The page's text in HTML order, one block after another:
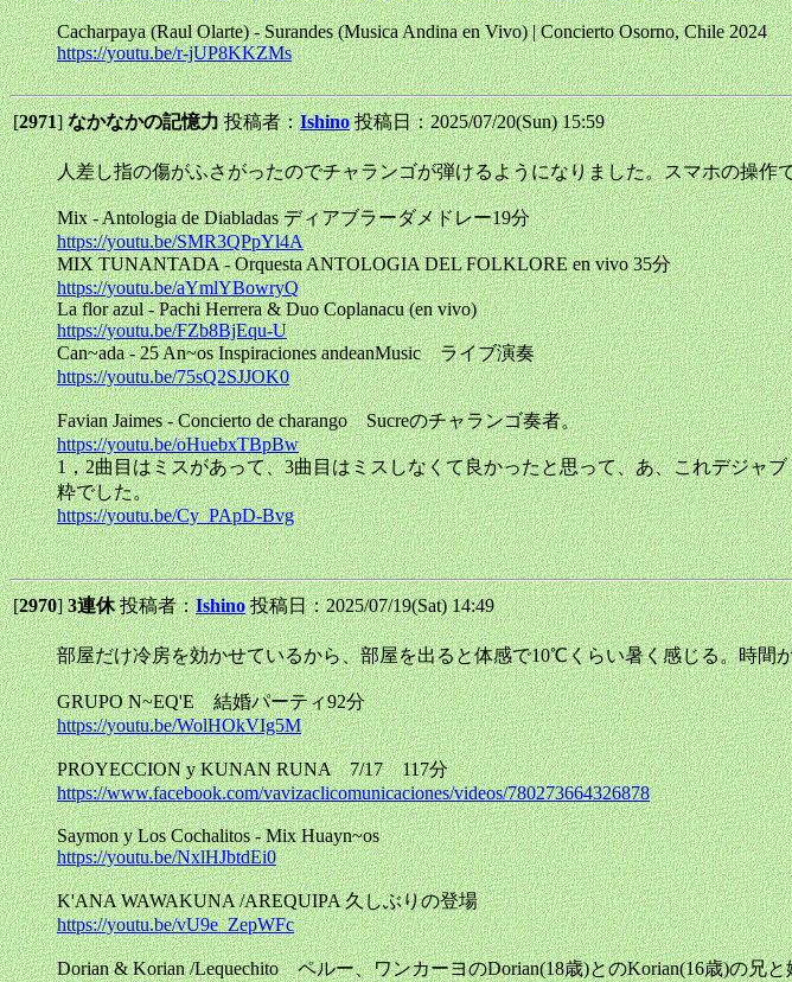
Cacharpaya (Raul Olarte) - Surandes (Musica Andina en Vivo) | Concierto Osorno, Chile 2024
https://youtu.be/r-jUP8KKZMs
[2971]なかなかの記憶力投稿者：Ishino 投稿日：2025/07/20(Sun) 15:59
人差し指の傷がふさがったのでチャランゴが弾けるようになりました。スマホの操作
Mix - Antologia de Diabladas ディアブラーダメドレー19分
https://youtu.be/SMR3QPpYl4A
MIX TUNANTADA - Orquesta ANTOLOGIA DEL FOLKLORE en vivo 35分
https://youtu.be/aYmlYBowryQ
La flor azul - Pachi Herrera & Duo Coplanacu (en vivo)
https://youtu.be/FZb8BjEqu-U
Can~ada - 25 An~os Inspiraciones andeanMusic ライブ演奏
https://youtu.be/75sQ2SJJOK0
Favian Jaimes - Concierto de charango Sucreのチャランゴ奏者。
https://youtu.be/oHuebxTBpBw
1，2曲目はミスがあって、3曲目はミスしなくて良かったと思って、あ、これデジャ
粋でした。
https://youtu.be/Cy_PApD-Bvg
[2970]3連休投稿者：Ishino 投稿日：2025/07/19(Sat) 14:49
部屋だけ冷房を効かせているから、部屋を出ると体感で10℃くらい暑く感じる。時間
GRUPO N~EQ'E 結婚パーティ92分
https://youtu.be/WolHOkVIg5M
PROYECCION y KUNAN RUNA 7/17 117分
https://www.facebook.com/vavizaclicomunicaciones/videos/780273664326878
Saymon y Los Cochalitos - Mix Huayn~os
https://youtu.be/NxlHJbtdEi0
K'ANA WAWAKUNA /AREQUIPA 久しぶりの登場
https://youtu.be/vU9e_ZepWFc
Dorian & Korian /Lequechito ペルー、ワンカーヨのDorian(18歳)とのKorian(16歳)の兄